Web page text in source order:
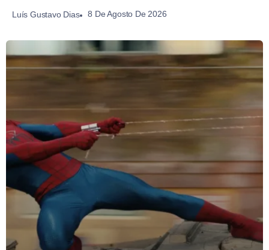
Luís Gustavo Dias 8 De Agosto De 2026